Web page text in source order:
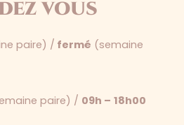
vous
paire) / fermé (semaine
paire) / 09h – 18h00